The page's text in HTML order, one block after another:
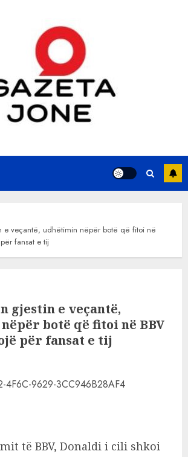
e veçantë, udhëtimin nëpër botë që fitoi në
fansat e tij
gjestin e veçantë,
botë që fitoi në BBV
për fansat e tij
të BBV, Donaldi i cili shkoi